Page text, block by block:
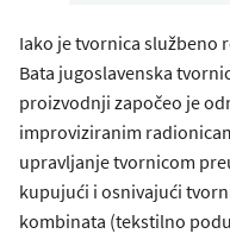
Iako je tvornica službeno
Bata jugoslavenska
proizvodnji započeo je
improviziranim
upravljanje tvornicom
kupujući i osnivajući
kombinata (tekstilno